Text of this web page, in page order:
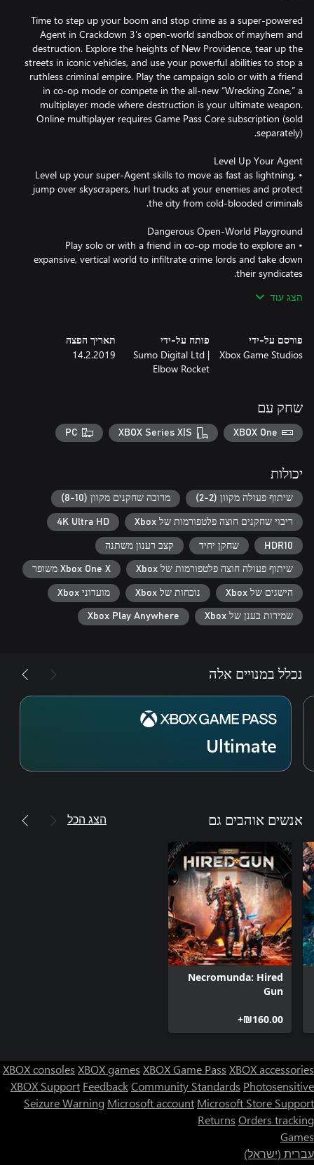
Time to step up your boom and stop crime as a super-powered
Agent in Crackdown 3's open-world sandbox of mayhem and
destruction. Explore the heights of New Providence, tear up the
streets in iconic vehicles, and use your powerful abilities to stop a
ruthless criminal empire. Play the campaign solo or with a friend
in co-op mode or compete in the all-new “Wrecking Zone,” a
multiplayer mode where destruction is your ultimate weapon.
Online multiplayer requires Game Pass Core subscription (sold
• Level up your super-Agent skills to move as fast as lightning,
jump over skyscrapers, hurl trucks at your enemies and protect
• Play solo or with a friend in co-op mode to explore an
expansive, vertical world to infiltrate crime lords and take down
***Game Pass Core membership required for online multiplayer
hardware requirements may vary for games on Windows 10.
update. Games information at xbox.com/enhanced. Specific
enhancements vary by game.
הצג עוד
פורסם על-ידי
Xbox Game Studios
פותח על-ידי
Sumo Digital Ltd |
Elbow Rocket
תאריך הפצה
14.2.2019
שחק עם
XBOX One
XBOX Series X|S
PC
יכולות
שיתוף פעולה מקוון (2-2) מרובה שחקנים מקוון (8-10)
ריבוי שחקנים חוצה פלטפורמות של Xbox 4K Ultra HD
HDR10 שחקן יחיד קצב רענון משתנה
שיתוף פעולה חוצה פלטפורמות של Xbox Xbox One X משופר
הישגים של Xbox נוכחות של Xbox מועדוני Xbox
שמירות בענן של Xbox Xbox Play Anywhere
נכלל במנויים אלה
Ultimate
אנשים אוהבים גם הצג הכל
Necromunda: Hired
Gun
‪₪‎160.00‬+
XBOX consoles XBOX games XBOX Game Pass XBOX accessories
XBOX Support FeedbackCommunity Standards Photosensitive
Seizure Warning Microsoft account Microsoft Store Support
Returns Orders tracking
Games
עברית (ישראל)